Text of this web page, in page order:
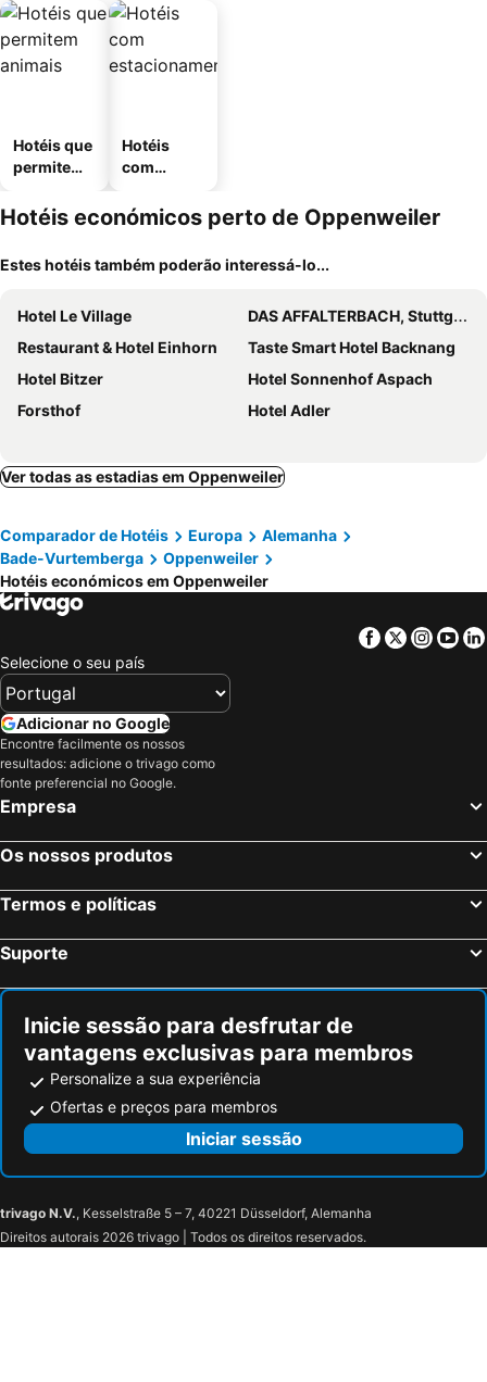
Hotéis que
permitem
Hotéis
com
mento
Hotéis económicos perto de Oppenweiler
Estes hotéis também poderão interessá-lo...
Hotel Le Village
DAS AFFALTERBACH, Stuttgart, Autograph Collection
Restaurant & Hotel Einhorn
Taste Smart Hotel Backnang
Hotel Bitzer
Hotel Sonnenhof Aspach
Forsthof
Hotel Adler
Ver todas as estadias em Oppenweiler
Comparador de Hotéis Europa
Alemanha
Bade-Vurtemberga
Oppenweiler
Hotéis económicos em Oppenweiler
Facebook
Twitter
Selecione o seu país
Adicionar no Google
Encontre facilmente os nossos
resultados: adicione o trivago como
fonte preferencial no Google.
Empresa
Os nossos produtos
Termos e políticas
Suporte
Inicie sessão para desfrutar de
vantagens exclusivas para membros
Personalize a sua experiência
Ofertas e preços para membros
Iniciar sessão
trivago N.V., Kesselstraße 5 – 7, 40221 Düsseldorf, Alemanha
Direitos autorais 2026 trivago | Todos os direitos reservados.